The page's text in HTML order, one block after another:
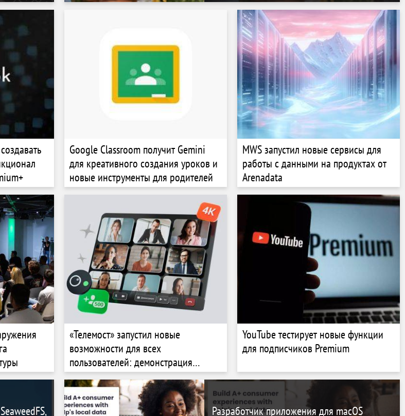
Google Classroom получит Gemini
для креативного создания уроков и
новые инструменты для родителей
MWS запустил новые сервисы для
работы с данными на продуктах от
Arenadata
«Телемост» запустил новые
возможности для всех
пользователей: демонстрация
экрана в 4К и встречи на 500
участников
YouTube тестирует новые функции
для подписчиков Premium
Разработчик приложения для macOS